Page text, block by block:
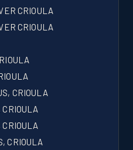
CRIOULA
CRIOULA
CRIOULA
CRIOULA
CRIOULA
CRIOULA